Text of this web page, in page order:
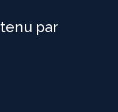
par